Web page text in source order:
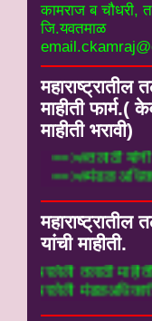
कामराज ब चौधरी,
जि.यवतमाळ
महाराष्ट्रातील
माहीती फार्म.(
माहीती भरावी)
महाराष्ट्रातील
यांची माहीती.
माहीती येथे पहा.#
माहीती येथे